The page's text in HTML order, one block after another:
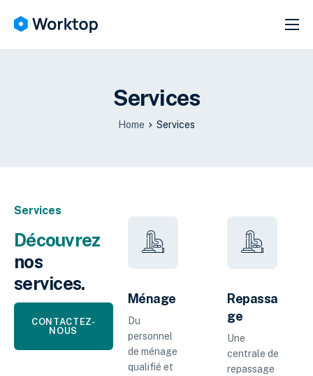
Services
Home Services
Services
Découvrez
nos
services.
CONTACTEZ-
NOUS
Ménage
Du
personnel
de ménage
qualifié et
Repassa
ge
Une
centrale de
repassage